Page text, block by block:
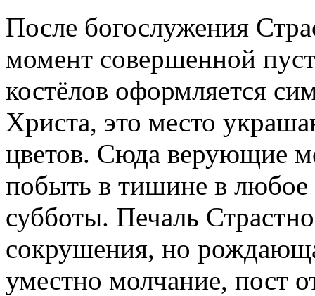
После богослужения
момент совершенной
костёлов оформляется
Христа, это место
цветов. Сюда верующие
побыть в тишине в любое
субботы. Печаль
сокрушения, но
уместно молчание, пост